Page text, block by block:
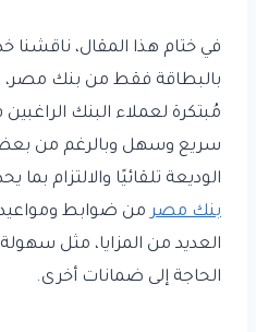
في ختام هذا المقال،
بالبطاقة فقط من بنك مصر،
مُبتكرة لعملاء البنك
سريع وسهل وبالرغم من
الوديعة تلقائيًا والالتزام بما
بنك مصرمن ضوابط ومواعيد،
العديد من المزايا، مثل
الحاجة إلى ضمانات أخرى.